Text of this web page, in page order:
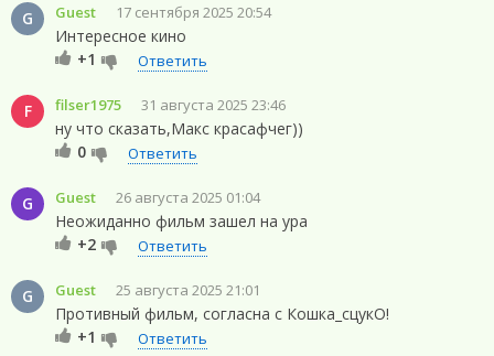
G Guest 17 сентября 2025 20:54
Интересное кино
+1
Ответить
F filser1975 31 августа 2025 23:46
ну что сказать,Макс красафчег))
0
Ответить
G Guest 26 августа 2025 01:04
Неожиданно фильм зашел на ура
+2
Ответить
G Guest 25 августа 2025 21:01
Противный фильм, согласна с Кошка_сцукО!
+1
Ответить